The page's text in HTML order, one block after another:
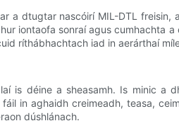
a dtugtar nascóirí MIL-DTL
iontaofa sonraí agus
ríthábhachtach iad in aerárthaí
is déine a sheasamh. Is minic
in aghaidh creimeadh, teasa,
dúshlánach.